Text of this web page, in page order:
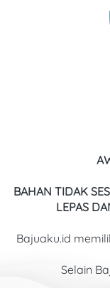
BAHAN TIDAK
LEPAS
Bajuaku.id
Selain